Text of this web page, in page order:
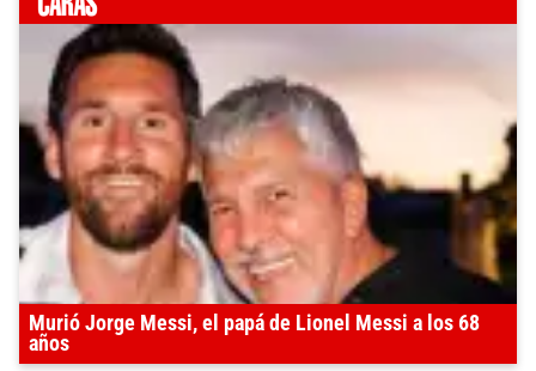
Murió Jorge Messi, el papá de Lionel Messi a los 68
años